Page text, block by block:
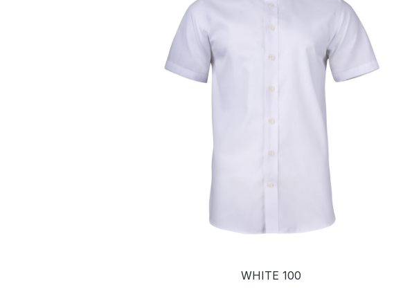
WHITE 100